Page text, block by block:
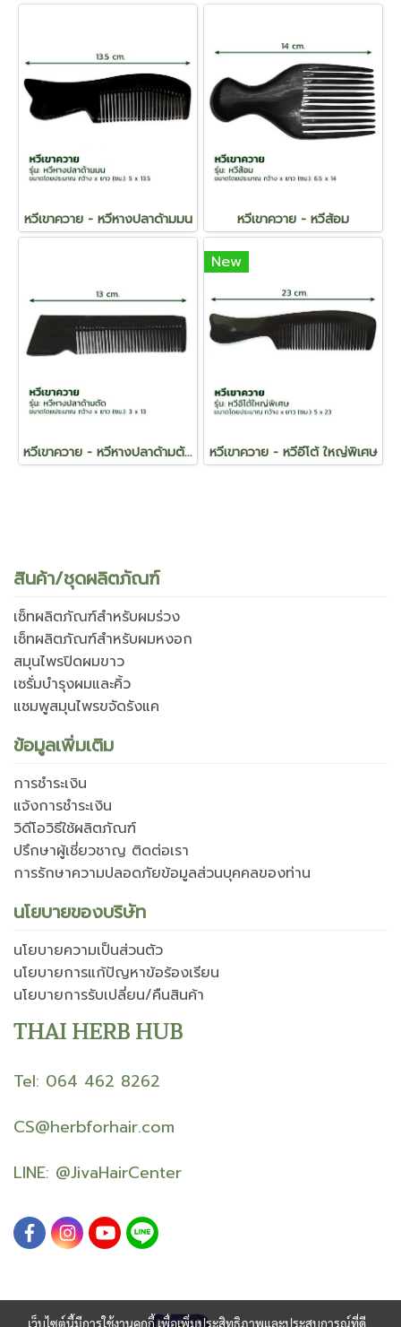
หวีเขาควาย - หวีหางปลาด้ามมน หวีเขาควาย - หวีส้อม
หวีเขาควาย - หวีหางปลาด้ามตัด
New
หวีเขาควาย - หวีอีโต้ ใหญ่พิเศษ
สินค้า/ชุดผลิตภัณฑ์
เซ็ทผลิตภัณฑ์สำหรับผมร่วง
เซ็ทผลิตภัณฑ์สำหรับผมหงอก
สมุนไพรปิดผมขาว
เซรั่มบำรุงผมและคิ้ว
แชมพูสมุนไพรขจัดรังแค
ข้อมูลเพิ่มเติม
การชำระเงิน
แจ้งการชำระเงิน
วิดีโอวิธีใช้ผลิตภัณฑ์
ปรึกษาผู้เชี่ยวชาญ ติดต่อเรา
การรักษาความปลอดภัยข้อมูลส่วนบุคคลของท่าน
นโยบายของบริษัท
นโยบายความเป็นส่วนตัว
นโยบายการแก้ปัญหาข้อร้องเรียน
นโยบายการรับเปลี่ยน/คืนสินค้า
THAI HERB HUB
Tel: 064 462 8262
CS@herbforhair.com
LINE: @JivaHairCenter
เว็บไซต์นี้มีการใช้งานคุกกี้ เพื่อเพิ่มประสิทธิภาพและประสบการณ์ที่ดี